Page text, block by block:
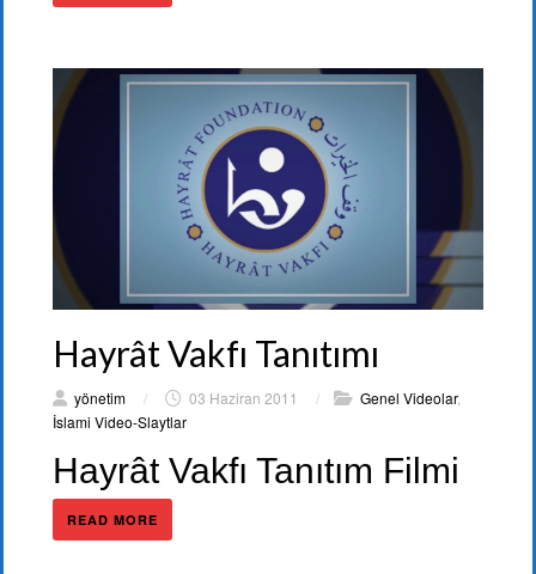
Hayrât Vakfı Tanıtımı
yönetim / 03 Haziran 2011 / Genel Videolar,
İslami Video-Slaytlar
Hayrât Vakfı Tanıtım Filmi
READ MORE